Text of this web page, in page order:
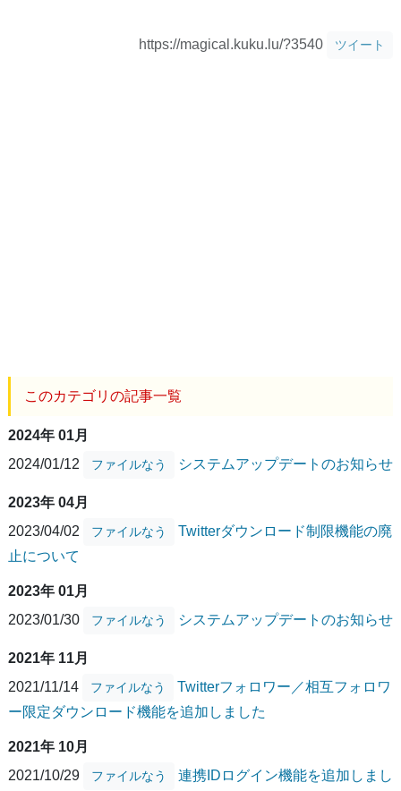
https://magical.kuku.lu/?3540 ツイート
このカテゴリの記事一覧
2024年 01月
2024/01/12
ファイルなう システムアップデートのお知らせ
2023年 04月
2023/04/02
ファイルなう
Twitterダウンロード制限機能の廃
止について
2023年 01月
2023/01/30
ファイルなう システムアップデートのお知らせ
2021年 11月
2021/11/14
ファイルなう
Twitterフォロワー／相互フォロワ
ー限定ダウンロード機能を追加しました
2021年 10月
2021/10/29
ファイルなう
連携IDログイン機能を追加しまし